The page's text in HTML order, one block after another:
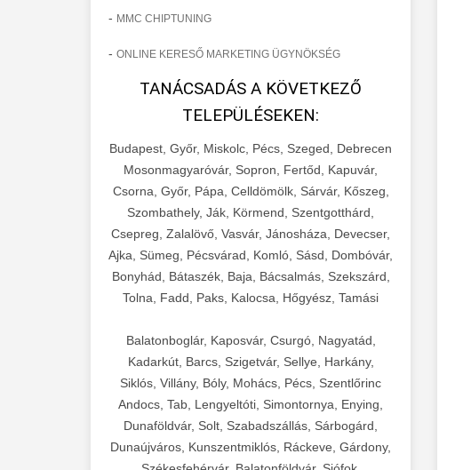
- MMC CHIPTUNING
- ONLINE KERESŐ MARKETING ÜGYNÖKSÉG
TANÁCSADÁS A KÖVETKEZŐ
TELEPÜLÉSEKEN:
Budapest, Győr, Miskolc, Pécs, Szeged, Debrecen
Mosonmagyaróvár, Sopron, Fertőd, Kapuvár,
Csorna, Győr, Pápa, Celldömölk, Sárvár, Kőszeg,
Szombathely, Ják, Körmend, Szentgotthárd,
Csepreg, Zalalövő, Vasvár, Jánosháza, Devecser,
Ajka, Sümeg, Pécsvárad, Komló, Sásd, Dombóvár,
Bonyhád, Bátaszék, Baja, Bácsalmás, Szekszárd,
Tolna, Fadd, Paks, Kalocsa, Hőgyész, Tamási
Balatonboglár, Kaposvár, Csurgó, Nagyatád,
Kadarkút, Barcs, Szigetvár, Sellye, Harkány,
Siklós, Villány, Bóly, Mohács, Pécs, Szentlőrinc
Andocs, Tab, Lengyeltóti, Simontornya, Enying,
Dunaföldvár, Solt, Szabadszállás, Sárbogárd,
Dunaújváros, Kunszentmiklós, Ráckeve, Gárdony,